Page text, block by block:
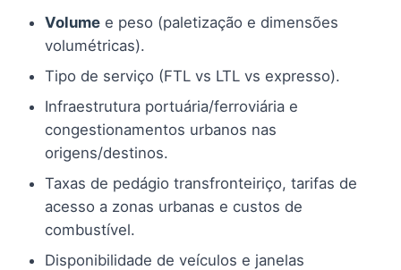
Volume e peso (paletização e dimensões
volumétricas).
Tipo de serviço (FTL vs LTL vs expresso).
Infraestrutura portuária/ferroviária e
congestionamentos urbanos nas
origens/destinos.
Taxas de pedágio transfronteiriço, tarifas de
acesso a zonas urbanas e custos de
combustível.
Disponibilidade de veículos e janelas